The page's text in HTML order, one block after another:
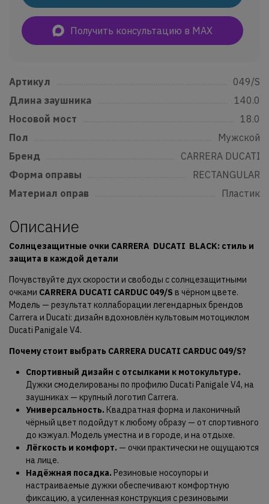
Получить консультацию в MAX
Артикул
049/S
Длина заушника
140.0
Носовой мост
18.0
Пол
Мужской
Бренд
CARRERA DUCATI
Форма оправы
RECTANGULAR
Материал оправ
Пластик
Описание
Солнцезащитные очки CARRERA DUCATI BLACK: стиль и
защита в каждой детали
Почувствуйте дух скорости и свободы с солнцезащитными
очками CARRERA DUCATI CARDUC 049/S в чёрном цвете.
Модель — результат коллаборации легендарных брендов
Carrera и Ducati: дизайн вдохновлён культовым мотоциклом
Ducati Panigale V4.
Почему стоит выбрать CARRERA DUCATI CARDUC 049/S?
Спортивный дизайн с отсылками к мотокультуре.
Дужки смоделированы по профилю Ducati Panigale V4, на
заушниках — крупный логотип Carrera.
Универсальность. Квадратная форма и лаконичный
чёрный цвет подойдут к любому образу — от спортивного
до кэжуал. Модель уместна и в городе, и на отдыхе.
Лёгкость и комфорт. — очки практически не ощущаются
на лице.
Надёжная посадка. Резиновые носоупоры и
настраиваемые дужки обеспечивают комфортную
фиксацию, а усиленная конструкция с резиновыми